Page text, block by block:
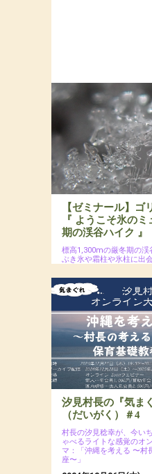
【ゼミナール】ゴ
『 ようこそ氷の
期の渓谷ハイク 』
標高1,300mの厳冬期の渓
ぶき氷や霜柱や氷柱に出
2025年1月19日(日)
場所：ぐうたら村近く
参加費：参加費：年会
ジェクトにつき20代割
円・定員12名
汐見村長の『気ま
（だいがく）＃4
村長の汐見稔幸が、今い
ゃべるライトな感覚のオ
マ：「沖縄を考える 〜村
座〜」